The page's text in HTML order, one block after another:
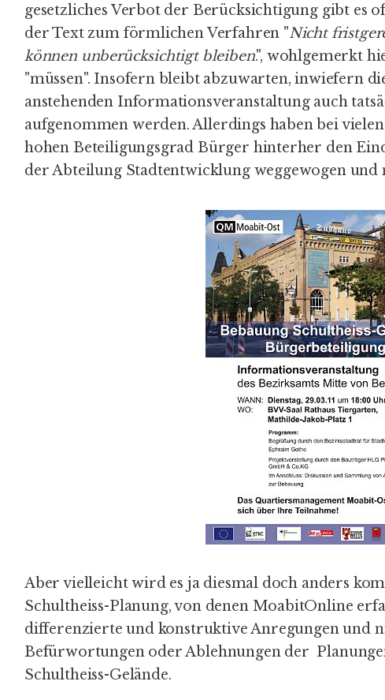
gesetzliches Verbot der Berücksichtigung gibt es
der Text zum förmlichen Verfahren "Nicht
können unberücksichtigt bleiben.", wohlgemerkt
"müssen". Insofern bleibt abzuwarten, inwiefern
anstehenden Informationsveranstaltung auch
aufgenommen werden. Allerdings haben bei
hohen Beteiligungsgrad Bürger hinterher den
der Abteilung Stadt­entwicklung weggewogen und
Aber vielleicht wird es ja diesmal doch anders
Schultheiss-Planung, von denen MoabitOnline
differenzierte und konstruktive Anregungen und
Befür­wor­tungen oder Ablehnungen der
Schultheiss-Gelände.